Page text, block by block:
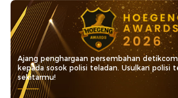
Ajang penghargaan persembahan detikcom
kepada sosok polisi teladan. Usulkan polisi
sekitarmu!